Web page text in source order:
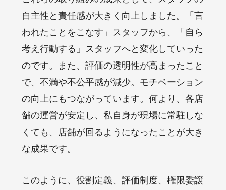
自主性と責任感が大きく向上しました。「言
われたことをこなす」スタッフから、「自ら
考え行動する」スタッフへと変化していった
のです。また、評価の透明性が高まったこと
で、不満や不公平感が減少。モチベーション
の向上にもつながっています。何より、各店
舗の運営が安定し、私自身が現場に常駐しな
くても、店舗が回るようになったことが大き
な成果です。
このように、役割定義、評価制度、権限委譲